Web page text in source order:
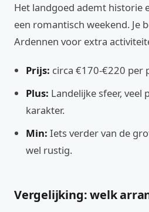
Het landgoed ademt historie
een romantisch weekend. Je
Ardennen voor extra
Prijs: circa €170-€220 per
Plus: Landelijke sfeer, veel
karakter.
Min: Iets verder van de
wel rustig.
Vergelijking: welk